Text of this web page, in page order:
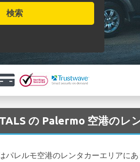
検索
の Palermo 空港のレ
パレルモ空港のレンタカーエリアにあ